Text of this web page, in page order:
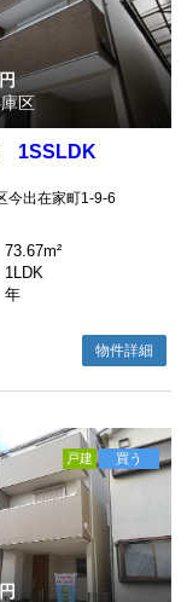
区
1SSLDK
今出在家町1-9-6
73.67m²
1LDK
年
物件詳細
買う
戸建